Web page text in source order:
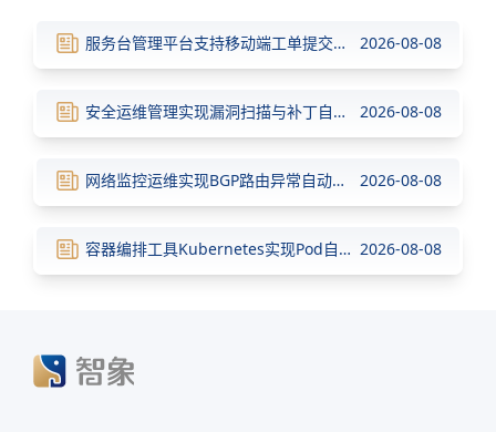
服务台管理平台支持移动端工单提交与进度查询 2026-08-08
安全运维管理实现漏洞扫描与补丁自动推送 2026-08-08
网络监控运维实现BGP路由异常自动检测与修复 2026-08-08
容器编排工具Kubernetes实现Pod自动扩缩容 2026-08-08